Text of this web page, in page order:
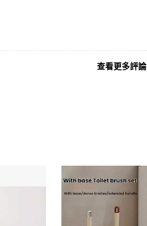
查看更多評論